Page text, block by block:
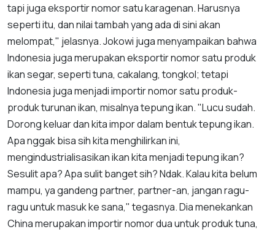
tapi juga eksportir nomor satu karagenan. Harusnya
seperti itu, dan nilai tambah yang ada di sini akan
melompat," jelasnya. Jokowi juga menyampaikan bahwa
Indonesia juga merupakan eksportir nomor satu produk
ikan segar, seperti tuna, cakalang, tongkol; tetapi
Indonesia juga menjadi importir nomor satu produk-
produk turunan ikan, misalnya tepung ikan. "Lucu sudah.
Dorong keluar dan kita impor dalam bentuk tepung ikan.
Apa nggak bisa sih kita menghilirkan ini,
mengindustrialisasikan ikan kita menjadi tepung ikan?
Sesulit apa? Apa sulit banget sih? Ndak. Kalau kita belum
mampu, ya gandeng partner, partner-an, jangan ragu-
ragu untuk masuk ke sana," tegasnya. Dia menekankan
China merupakan importir nomor dua untuk produk tuna,